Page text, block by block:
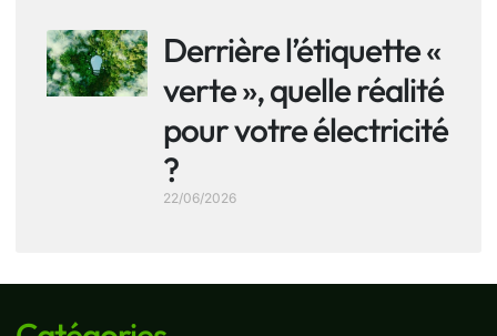
Derrière l’étiquette «
verte », quelle réalité
pour votre électricité
?
22/06/2026